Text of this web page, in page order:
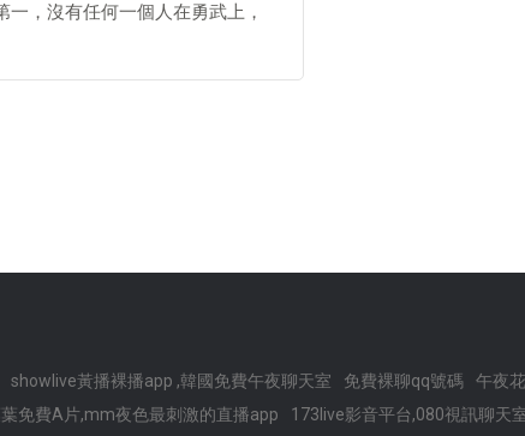
，沒有任何一個人在勇武上，
showlive黃播裸播app ,韓國免費午夜聊天室 免費裸聊qq號碼 午夜
免費A片,mm夜色最刺激的直播app 173live影音平台,080視訊聊天